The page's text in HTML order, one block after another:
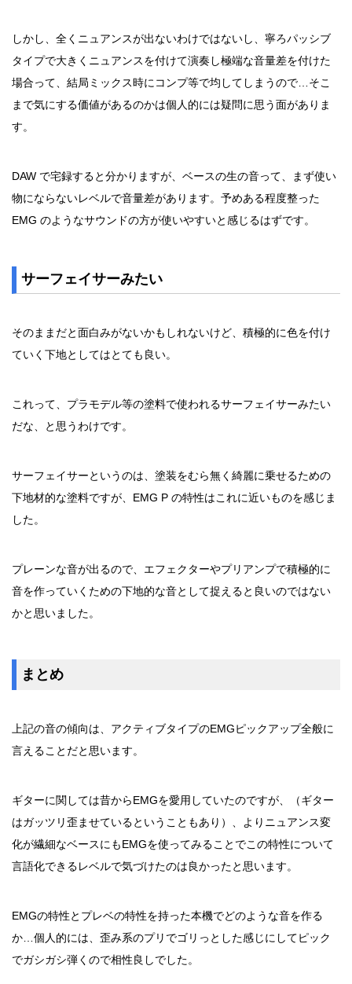
しかし、全くニュアンスが出ないわけではないし、寧ろパッシブ
タイプで大きくニュアンスを付けて演奏し極端な音量差を付けた
場合って、結局ミックス時にコンプ等で均してしまうので…そこ
まで気にする価値があるのかは個人的には疑問に思う面がありま
す。
DAW で宅録すると分かりますが、ベースの生の音って、まず使い
物にならないレベルで音量差があります。予めある程度整った
EMG のようなサウンドの方が使いやすいと感じるはずです。
サーフェイサーみたい
そのままだと面白みがないかもしれないけど、積極的に色を付け
ていく下地としてはとても良い。
これって、プラモデル等の塗料で使われるサーフェイサーみたい
だな、と思うわけです。
サーフェイサーというのは、塗装をむら無く綺麗に乗せるための
下地材的な塗料ですが、EMG P の特性はこれに近いものを感じま
した。
プレーンな音が出るので、エフェクターやプリアンプで積極的に
音を作っていくための下地的な音として捉えると良いのではない
かと思いました。
まとめ
上記の音の傾向は、アクティブタイプのEMGピックアップ全般に
言えることだと思います。
ギターに関しては昔からEMGを愛用していたのですが、（ギター
はガッツリ歪ませているということもあり）、よりニュアンス変
化が繊細なベースにもEMGを使ってみることでこの特性について
言語化できるレベルで気づけたのは良かったと思います。
EMGの特性とプレベの特性を持った本機でどのような音を作る
か…個人的には、歪み系のプリでゴリっとした感じにしてピック
でガシガシ弾くので相性良しでした。